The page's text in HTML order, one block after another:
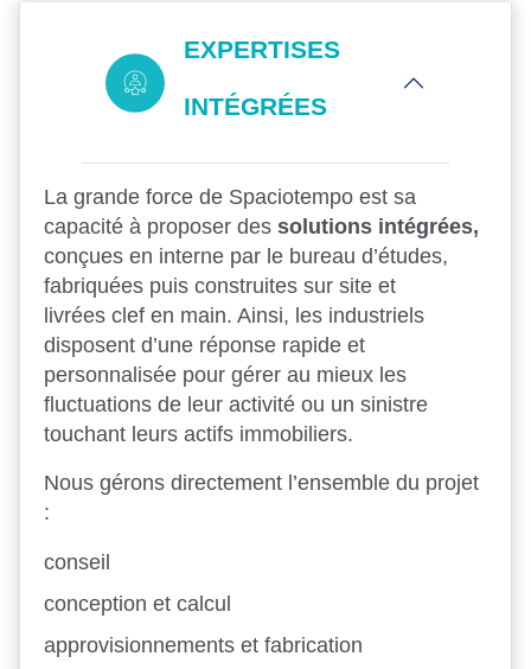
EXPERTISES
INTÉGRÉES
La grande force de Spaciotempo est sa
capacité à proposer des solutions intégrées,
conçues en interne par le bureau d’études,
fabriquées puis construites sur site et
livrées clef en main. Ainsi, les industriels
disposent d’une réponse rapide et
personnalisée pour gérer au mieux les
fluctuations de leur activité ou un sinistre
touchant leurs actifs immobiliers.
Nous gérons directement l’ensemble du projet
:
conseil
conception et calcul
approvisionnements et fabrication